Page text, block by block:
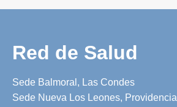
Red de Salud
Sede Balmoral, Las Condes
Sede Nueva Los Leones, Providencia